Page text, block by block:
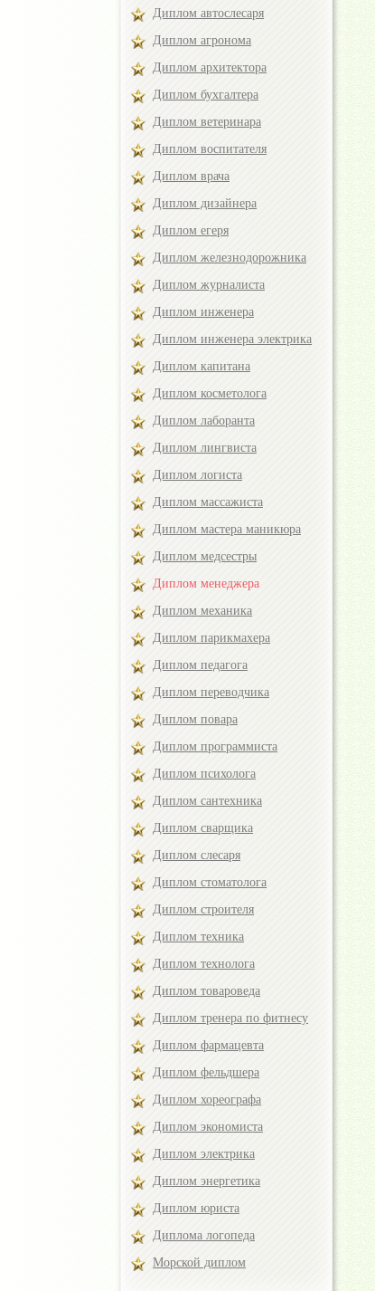
Диплом автослесаря
Диплом агронома
Диплом архитектора
Диплом бухгалтера
Диплом ветеринара
Диплом воспитателя
Диплом врача
Диплом дизайнера
Диплом егеря
Диплом железнодорожника
Диплом журналиста
Диплом инженера
Диплом инженера электрика
Диплом капитана
Диплом косметолога
Диплом лаборанта
Диплом лингвиста
Диплом логиста
Диплом массажиста
Диплом мастера маникюра
Диплом медсестры
Диплом менеджера
Диплом механика
Диплом парикмахера
Диплом педагога
Диплом переводчика
Диплом повара
Диплом программиста
Диплом психолога
Диплом сантехника
Диплом сварщика
Диплом слесаря
Диплом стоматолога
Диплом строителя
Диплом техника
Диплом технолога
Диплом товароведа
Диплом тренера по фитнесу
Диплом фармацевта
Диплом фельдшера
Диплом хореографа
Диплом экономиста
Диплом электрика
Диплом энергетика
Диплом юриста
Диплома логопеда
Морской диплом